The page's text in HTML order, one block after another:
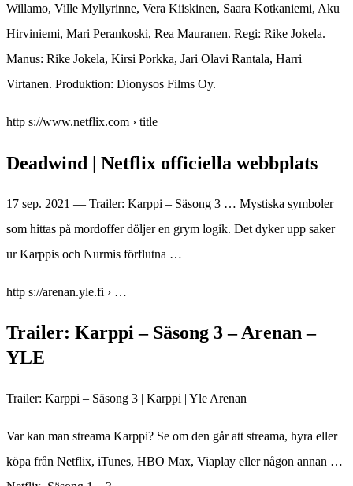
Willamo, Ville Myllyrinne, Vera Kiiskinen, Saara Kotkaniemi, Aku
Hirviniemi, Mari Perankoski, Rea Mauranen. Regi: Rike Jokela.
Manus: Rike Jokela, Kirsi Porkka, Jari Olavi Rantala, Harri
Virtanen. Produktion: Dionysos Films Oy.
http s://www.netflix.com › title
Deadwind | Netflix officiella webbplats
17 sep. 2021 — Trailer: Karppi – Säsong 3 … Mystiska symboler
som hittas på mordoffer döljer en grym logik. Det dyker upp saker
ur Karppis och Nurmis förflutna …
http s://arenan.yle.fi › …
Trailer: Karppi – Säsong 3 – Arenan –
YLE
Trailer: Karppi – Säsong 3 | Karppi | Yle Arenan
Var kan man streama Karppi? Se om den går att streama, hyra eller
köpa från Netflix, iTunes, HBO Max, Viaplay eller någon annan …